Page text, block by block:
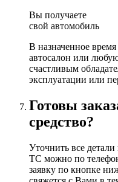
Вы получаете
свой автомобиль
В назначенное
автосалон или
счастливым
эксплуатации или
Готовы
средство?
Уточнить все детали
ТС можно по
заявку по кнопке